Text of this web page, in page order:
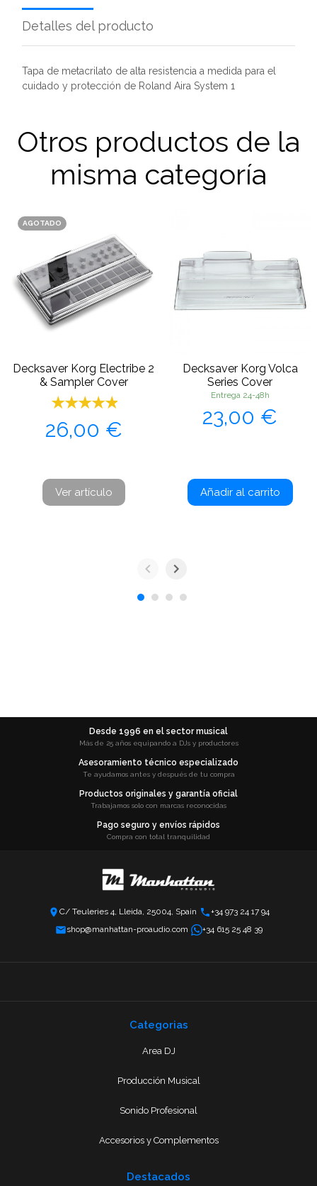
Detalles del producto
Tapa de metacrilato de alta resistencia a medida para el
cuidado y protección de Roland Aira System 1
Otros productos de la
misma categoría
AGOTADO
Decksaver Korg Electribe 2
& Sampler Cover
Precio
26,00 €
Ver artículo
Decksaver Korg Volca
Series Cover
Entrega 24-48h
Precio
23,00 €
Añadir al carrito
Desde 1996 en el sector musical
Más de 25 años equipando a DJs y productores
Asesoramiento técnico especializado
Te ayudamos antes y después de tu compra
Productos originales y garantía oficial
Trabajamos solo con marcas reconocidas
Pago seguro y envíos rápidos
Compra con total tranquilidad
C/ Teuleries 4, Lleida, 25004, Spain
+34 973 24 17 94
shop@manhattan-proaudio.com
+34 615 25 48 39
Categorias
Area DJ
Producción Musical
Sonido Profesional
Accesorios y Complementos
Destacados